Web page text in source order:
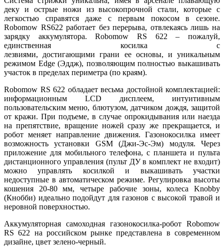
деку и острые ножи из высокопрочной стали, которые с
легкостью справятся даже с первым покосом в сезоне.
Robomow RS622 работает без перерыва, отвлекаясь лишь на
зарядку аккумулятора. Robomow RS 622 – пожалуй,
единственная косилка с
лезвиями, достигающими грани ее основы, и уникальным
режимом Edge (Эддж), позволяющим полностью выкашивать
участок в пределах периметра (по краям).
Robomow RS 622 обладает весьма достойной комплектацией:
информационным LCD дисплеем, интуитивным
пользовательским меню, блютузом, датчиком дождя, защитой
от кражи. При подъеме, в случае опрокидывания или наезда
на препятствие, вращение ножей сразу же прекращается, и
робот меняет направление движения. Газонокосилка имеет
возможность установки GSM (Джи-Эс-Эм) модуля. Через
приложение для мобильного телефона, с планшета и пульта
дистанционного управления (пульт ДУ в комплект не входит)
можно управлять косилкой и выкашивать участки
недоступные в автоматическом режиме. Регулировка высоты
кошения 20-80 мм, четыре рабочие зоны, колеса Knobby
(Кнобби) идеально подойдут для газонов с высокой травой и
неровной поверхностью.
Аккумуляторная самоходная газонокосилка-робот Robomow
RS 622 на российском рынке представлена в современном
дизайне, цвет зелено-черный.